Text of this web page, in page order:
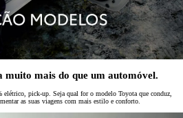
muito mais do que um automóvel.
pick-up. Seja qual for o modelo Toyota que conduz,
as suas viagens com mais estilo e conforto.